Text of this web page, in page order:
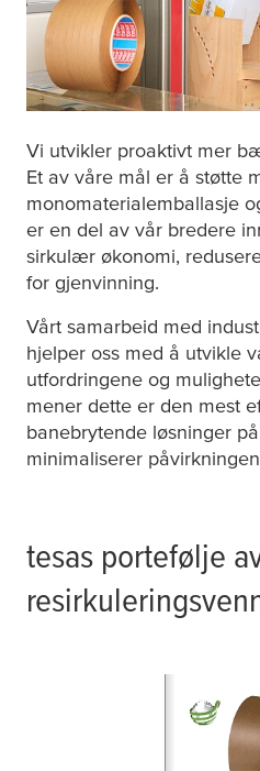
Vi utvikler proaktivt mer
Et av våre mål er å støtte
monomaterialemballasje
er en del av vår bredere
sirkulær økonomi,
for gjenvinning.
Vårt samarbeid med
hjelper oss med å utvikle
utfordringene og
mener dette er den mest
banebrytende løsninger
minimaliserer
tesas portefølje